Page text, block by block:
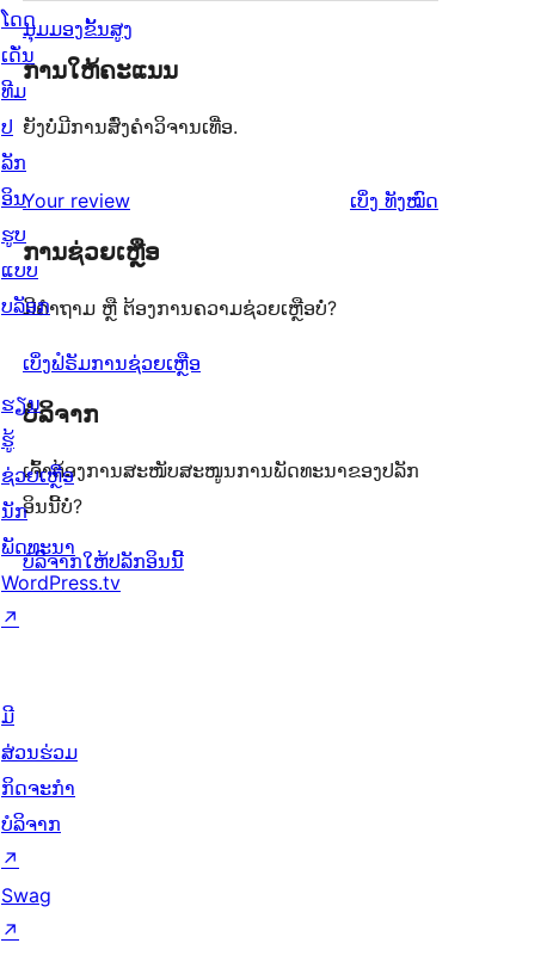
ມຸມມອງຂັ້ນສູງ
ການໃຫ້ຄະແນນ
ຍັງບໍ່ມີການສົ່ງຄຳວິຈານເທື່ອ.
Your review ເບິ່ງ ຄຳ
ທັງໝົດ
ການຊ່ວຍເຫຼືອ
ມີຄຳຖາມ ຫຼື ຕ້ອງການຄວາມຊ່ວຍເຫຼືອບໍ່?
ເບິ່ງຟໍຣັມການຊ່ວຍເຫຼືອ
ບໍລິຈາກ
ເຈົ້າຕ້ອງການສະໜັບສະໜູນການພັດທະນາຂອງປລັກ
ອິນນີ້ບໍ່?
ບໍລິຈາກໃຫ້ປລັກອິນນີ້
ໂດດ
ເດັ່ນ
ທີມ
ປ
ລັກ
ອິນ
ຮູບ
ແບບ
ບລັອກ
ຮຽນ
ຮູ້
ຊ່ວຍເຫຼືອ
ນັກ
ພັດທະນາ
WordPress.tv
↗
ມີ
ສ່ວນຮ່ວມ
ກິດຈະກຳ
ບໍລິຈາກ
↗
Swag
↗